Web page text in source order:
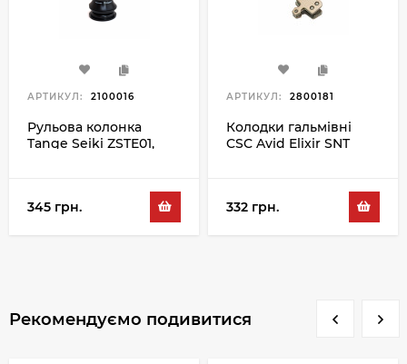
АРТИКУЛ: 2100016
Рульова колонка
Tange Seiki ZSTE01,
345 грн.
АРТИКУЛ: 2800181
Колодки гальмівні
CSC Avid Elixir SNT
332 грн.
Рекомендуємо подивитися